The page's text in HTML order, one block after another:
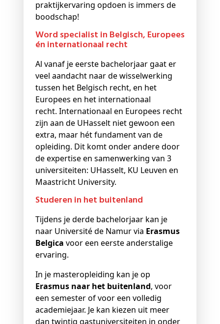
praktijkervaring opdoen is immers de
boodschap!
Word specialist in Belgisch, Europees
én internationaal recht
Al vanaf je eerste bachelorjaar gaat er
veel aandacht naar de wisselwerking
tussen het Belgisch recht, en het
Europees en het internationaal
recht. Internationaal en Europees recht
zijn aan de UHasselt niet gewoon een
extra, maar hét fundament van de
opleiding. Dit komt onder andere door
de expertise en samenwerking van 3
universiteiten: UHasselt, KU Leuven en
Maastricht University.
Studeren in het buitenland
Tijdens je derde bachelorjaar kan je
naar Université de Namur via Erasmus
Belgica voor een eerste anderstalige
ervaring.
In je masteropleiding kan je op
Erasmus naar het buitenland, voor
een semester of voor een volledig
academiejaar. Je kan kiezen uit meer
dan twintig gastuniversiteiten in onder